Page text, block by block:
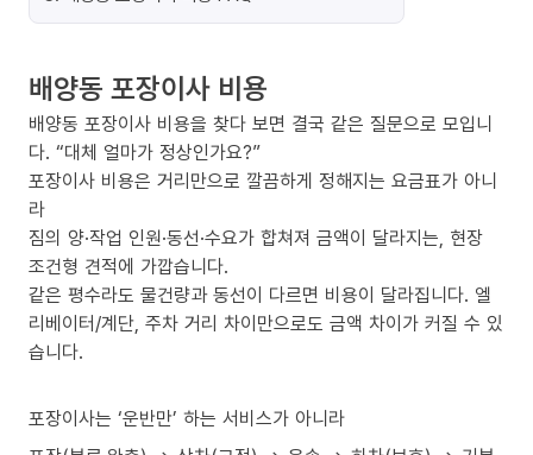
배양동 포장이사 비용
배양동 포장이사 비용을 찾다 보면 결국 같은 질문으로 모입니
다. “대체 얼마가 정상인가요?”
포장이사 비용은 거리만으로 깔끔하게 정해지는 요금표가 아니
라
짐의 양·작업 인원·동선·수요가 합쳐져 금액이 달라지는, 현장
조건형 견적에 가깝습니다.
같은 평수라도 물건량과 동선이 다르면 비용이 달라집니다. 엘
리베이터/계단, 주차 거리 차이만으로도 금액 차이가 커질 수 있
습니다.
포장이사는 ‘운반만’ 하는 서비스가 아니라